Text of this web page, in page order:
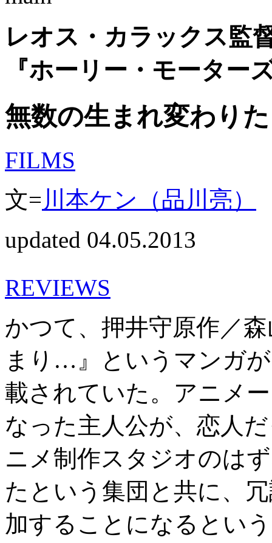
レオス・カラックス監
『ホーリー・モーター
無数の生まれ変わり
FILMS
文=川本ケン（品川亮）
updated 04.05.2013
REVIEWS
かつて、押井守原作／
まり…』というマンガ
載されていた。アニメ
なった主人公が、恋人
ニメ制作スタジオのは
たという集団と共に、
加することになるとい